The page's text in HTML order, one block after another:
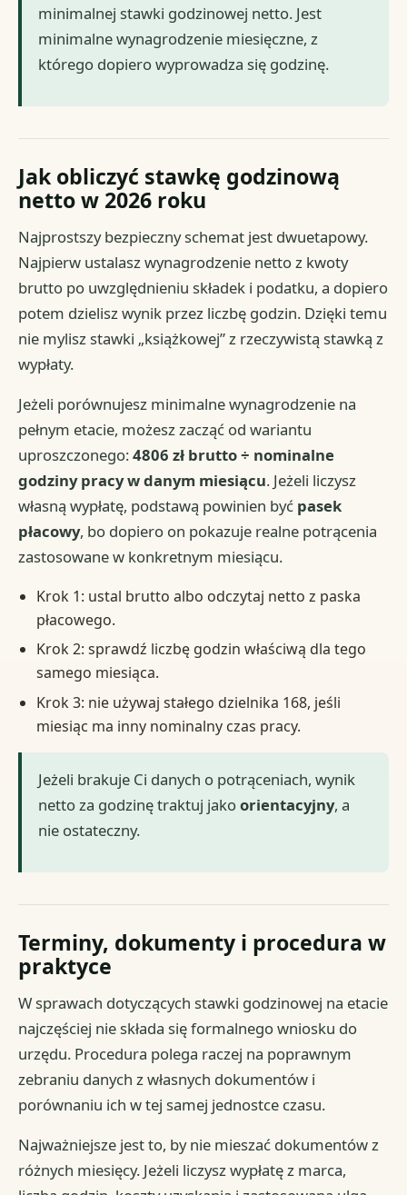
minimalnej stawki godzinowej netto. Jest
minimalne wynagrodzenie miesięczne, z
którego dopiero wyprowadza się godzinę.
Jak obliczyć stawkę godzinową
netto w 2026 roku
Najprostszy bezpieczny schemat jest dwuetapowy.
Najpierw ustalasz wynagrodzenie netto z kwoty
brutto po uwzględnieniu składek i podatku, a dopiero
potem dzielisz wynik przez liczbę godzin. Dzięki temu
nie mylisz stawki „książkowej” z rzeczywistą stawką z
wypłaty.
Jeżeli porównujesz minimalne wynagrodzenie na
pełnym etacie, możesz zacząć od wariantu
uproszczonego:4806 zł brutto ÷ nominalne
godziny pracy w danym miesiącu. Jeżeli liczysz
własną wypłatę, podstawą powinien być pasek
płacowy, bo dopiero on pokazuje realne potrącenia
zastosowane w konkretnym miesiącu.
Krok 1: ustal brutto albo odczytaj netto z paska
płacowego.
Krok 2: sprawdź liczbę godzin właściwą dla tego
samego miesiąca.
Krok 3: nie używaj stałego dzielnika 168, jeśli
miesiąc ma inny nominalny czas pracy.
Jeżeli brakuje Ci danych o potrąceniach, wynik
netto za godzinę traktuj jakoorientacyjny, a
nie ostateczny.
Terminy, dokumenty i procedura w
praktyce
W sprawach dotyczących stawki godzinowej na etacie
najczęściej nie składa się formalnego wniosku do
urzędu. Procedura polega raczej na poprawnym
zebraniu danych z własnych dokumentów i
porównaniu ich w tej samej jednostce czasu.
Najważniejsze jest to, by nie mieszać dokumentów z
różnych miesięcy. Jeżeli liczysz wypłatę z marca,